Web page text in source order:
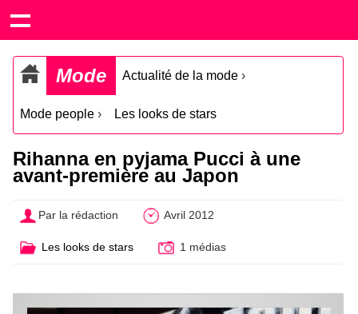
Mode Actualité de la mode ›
Mode people › Les looks de stars
Rihanna en pyjama Pucci à une
avant-première au Japon
Par la rédaction Avril 2012
Les looks de stars 1 médias